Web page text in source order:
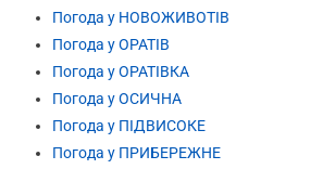
Погода у НОВОЖИВОТІВ
Погода у ОРАТІВ
Погода у ОРАТІВКА
Погода у ОСИЧНА
Погода у ПІДВИСОКЕ
Погода у ПРИБЕРЕЖНЕ